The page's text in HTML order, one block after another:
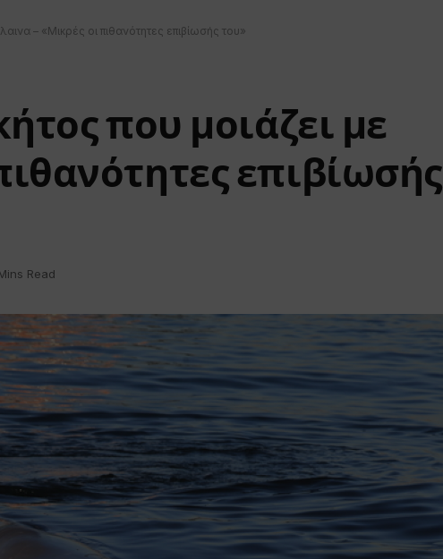
– «Μικρές οι πιθανότητες επιβίωσής του»
που μοιάζει με
επιβίωσής
Read